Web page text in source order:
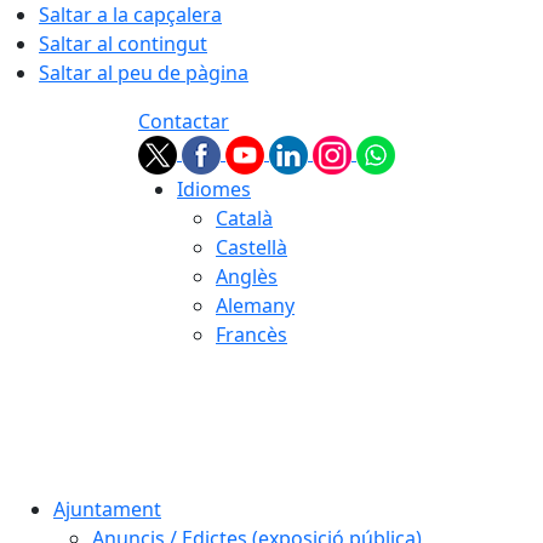
Saltar a la capçalera
Saltar al contingut
Saltar al peu de pàgina
Contactar
Idiomes
Català
Castellà
Anglès
Alemany
Francès
Ajuntament